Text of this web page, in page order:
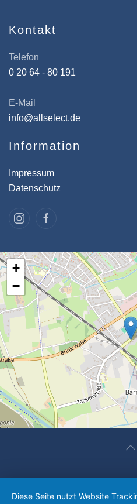
Kontakt
Telefon
0 20 64 - 80 191
E-Mail
info@allselect.de
Information
Impressum
Datenschutz
+
−
Diese Seite nutzt Website